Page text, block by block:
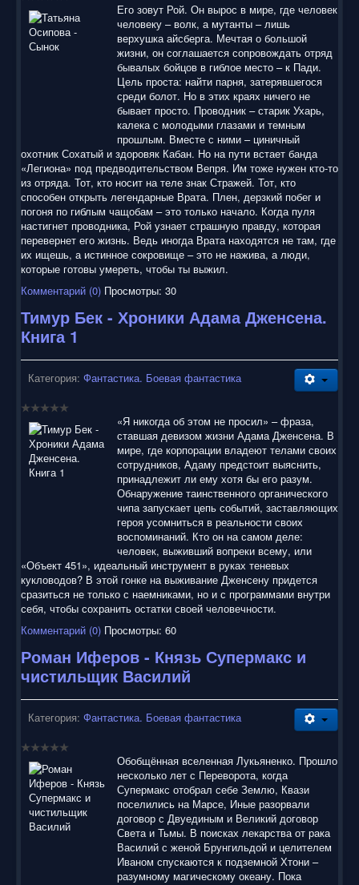
Его зовут Рой. Он вырос в мире, где человек
человеку – волк, а мутанты – лишь
верхушка айсберга. Мечтая о большой
жизни, он соглашается сопровождать отряд
бывалых бойцов в гиблое место – к Пади.
Цель проста: найти парня, затерявшегося
среди болот. Но в этих краях ничего не
бывает просто. Проводник – старик Ухарь,
калека с молодыми глазами и темным
прошлым. Вместе с ними – циничный
охотник Сохатый и здоровяк Кабан. Но на пути встает банда
«Легиона» под предводительством Вепря. Им тоже нужен кто-то
из отряда. Тот, кто носит на теле знак Стражей. Тот, кто
способен открыть легендарные Врата. Плен, дерзкий побег и
погоня по гиблым чащобам – это только начало. Когда пуля
настигнет проводника, Рой узнает страшную правду, которая
перевернет его жизнь. Ведь иногда Врата находятся не там, где
их ищешь, а истинное сокровище – это не нажива, а люди,
которые готовы умереть, чтобы ты выжил.
Комментарий (0) Просмотры: 30
Тимур Бек - Хроники Адама Дженсена.
Книга 1
Категория: Фантастика. Боевая фантастика
«Я никогда об этом не просил» – фраза,
ставшая девизом жизни Адама Дженсена. В
мире, где корпорации владеют телами своих
сотрудников, Адаму предстоит выяснить,
принадлежит ли ему хотя бы его разум.
Обнаружение таинственного органического
чипа запускает цепь событий, заставляющих
героя усомниться в реальности своих
воспоминаний. Кто он на самом деле:
человек, выживший вопреки всему, или
«Объект 451», идеальный инструмент в руках теневых
кукловодов? В этой гонке на выживание Дженсену придется
сразиться не только с наемниками, но и с программами внутри
себя, чтобы сохранить остатки своей человечности.
Комментарий (0) Просмотры: 60
Роман Иферов - Князь Супермакс и
чистильщик Василий
Категория: Фантастика. Боевая фантастика
Обобщённая вселенная Лукьяненко. Прошло
несколько лет с Переворота, когда
Супермакс отобрал себе Землю, Квази
поселились на Марсе, Иные разорвали
договор с Двуединым и Великий договор
Света и Тьмы. В поисках лекарства от рака
Василий с женой Брунгильдой и целителем
Иваном спускаются к подземной Хтони –
разумному магическому океану. Пока